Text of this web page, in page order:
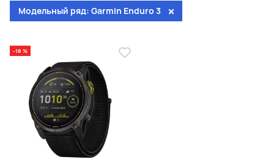
Модельный ряд: Garmin Enduro 3
-18 %